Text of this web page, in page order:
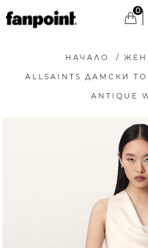
0
НАЧАЛО /
ALLSAINTS ДАМСКИ
ANTIQUE